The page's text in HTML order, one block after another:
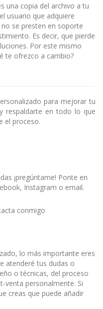
una copia del archivo a tu
usuario que adquiere
se presten en soporte
Es decir, que pierde
Por este mismo
te ofrezco a cambio?
para mejorar tu
respaldarte en todo lo que
el proceso.
¡pregúntame! Ponte en
Instagram o email.
lo más importante eres
atenderé tus dudas o
o técnicas, del proceso
venta personalmente. Si
creas que puede añadir